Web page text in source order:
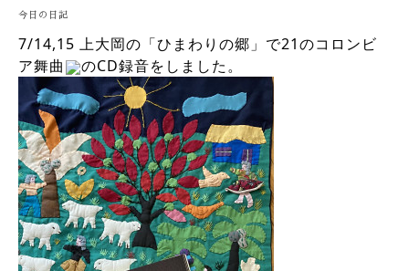
今日の日記
7/14,15 上大岡の「ひまわりの郷」で21のコロンビ
ア舞曲
のCD録音をしました。